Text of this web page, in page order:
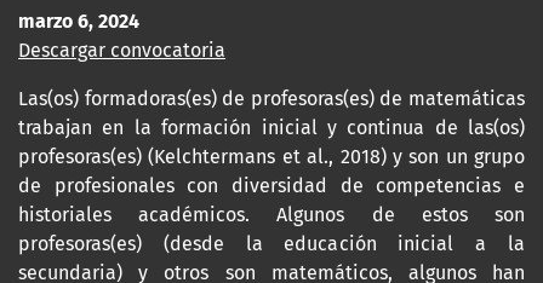
marzo 6, 2024
Descargar convocatoria
Las(os) formadoras(es) de profesoras(es) de matemáticas
trabajan en la formación inicial y continua de las(os)
profesoras(es) (Kelchtermans et al., 2018) y son un grupo
de profesionales con diversidad de competencias e
historiales académicos. Algunos de estos son
profesoras(es) (desde la educación inicial a la
secundaria) y otros son matemáticos, algunos han